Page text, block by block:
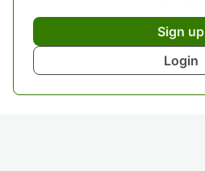
Sign up
Login